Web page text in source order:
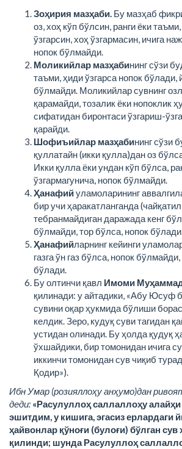
Зоҳирия мазҳаби. Бу мазҳаб
оз, хоҳ кўп бўлсин, ранги ёки
ўзгарсин, хоҳ ўзгармасин, ичига
нопок бўлмайди.
Моликийлар мазҳабининг сўзи
таъми, ҳиди ўзгарса нопок бўлади,
бўлмайди. Моликийлар сувнинг
қарамайди, тозалик ёки нопоклик
сифатидан биронтаси ўзгариш-
қарайди.
Шофиъийлар мазҳабининг сўзи
қуллатайн (икки қулла)дан оз
Икки қулла ёки ундан кўп бўлса,
ўзгармагунича, нопок бўлмайди.
Ҳанафийуламоларининг
бир учи ҳаракатланганда
тебранмайдиган даражада кенг
бўлмайди, тор бўлса, нопок бўлади.
Ҳанафийларнинг кейинги
газга ўн газ бўлса, нопок
бўлади.
Бу олтинчи қавл Имоми
қилинади: у айтадики, «Абу Юсуф
сувини оқар ҳукмида бўлиши
келдик. Зеро, кудуқ суви тагидан
устидан олинади. Бу ҳолда қудуқ
ўхшайдики, бир томонидан ичига
иккинчи томонидан сув чиқиб
Қодир»).
Ибн Умар (розияллоҳу анҳумо)дан
деди: «Расулуллоҳ саллаллоҳу
эшитдим, у кишига, эгасиз ерлардаги
ҳайвонлар қўноғи (булоғи) бўлган сув
қилинди; шунда Расулуллоҳ